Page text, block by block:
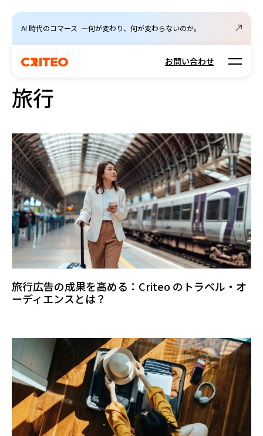
AI 時代のコマース ―何が変わり、何が変わらないのか。
お問い合わせ Open
旅行
旅行広告の成果を高める：Criteo のトラベル・オ
ーディエンスとは？